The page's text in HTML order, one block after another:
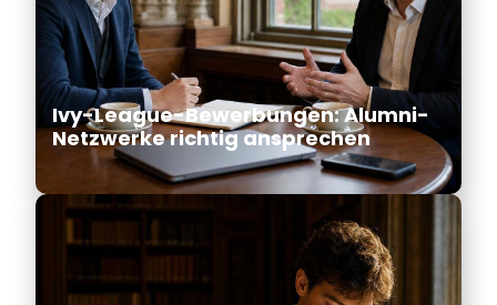
Ivy-League-Bewerbungen: Alumni-
Netzwerke richtig ansprechen